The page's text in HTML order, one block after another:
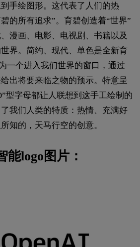
手绘图形。这代表了人们的热
的所有追求”。育碧创造着“世界”
漫画、电影、电视剧、书籍以及
界。简约、现代、单色是全新育
一个进入我们世界的窗口，通过
出将要来临之物的预示。特意呈
型字母都让人联想到这手工绘制的
我们人类的特质：热情、充满好
知的，天马行空的创意。
能logo图片：